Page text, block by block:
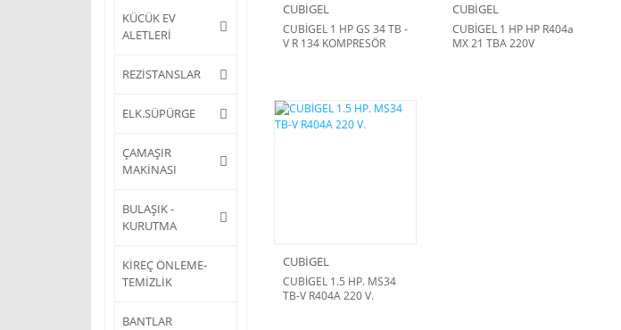
KÜCÜK EV
ALETLERİ
REZİSTANSLAR
ELK.SÜPÜRGE
ÇAMAŞIR
MAKİNASI
BULAŞIK -
KURUTMA
KİREÇ ÖNLEME-
TEMİZLİK
BANTLAR
CUBİGEL
CUBİGEL 1 HP GS 34 TB -
V R 134 KOMPRESÖR
CUBİGEL
CUBİGEL 1 HP HP R404a
MX 21 TBA 220V
CUBİGEL
CUBİGEL 1.5 HP. MS34
TB-V R404A 220 V.